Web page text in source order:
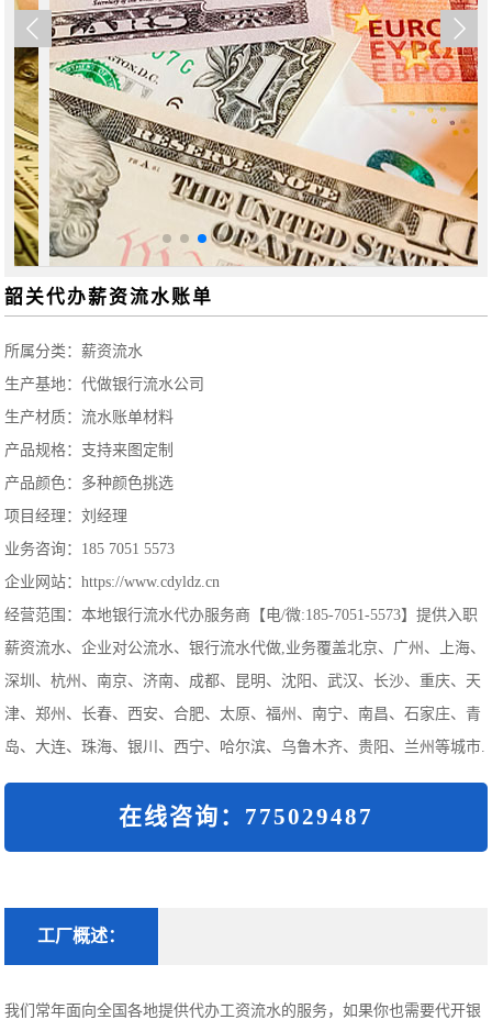
韶关代办薪资流水账单
所属分类：薪资流水
生产基地：代做银行流水公司
生产材质：流水账单材料
产品规格：支持来图定制
产品颜色：多种颜色挑选
项目经理：刘经理
业务咨询：185 7051 5573
企业网站：https://www.cdyldz.cn
经营范围：本地银行流水代办服务商【电/微:185-7051-5573】提供入职
薪资流水、企业对公流水、银行流水代做,业务覆盖北京、广州、上海、
深圳、杭州、南京、济南、成都、昆明、沈阳、武汉、长沙、重庆、天
津、郑州、长春、西安、合肥、太原、福州、南宁、南昌、石家庄、青
岛、大连、珠海、银川、西宁、哈尔滨、乌鲁木齐、贵阳、兰州等城市.
在线咨询：775029487
工厂概述：
我们常年面向全国各地提供代办工资流水的服务，如果你也需要代开银